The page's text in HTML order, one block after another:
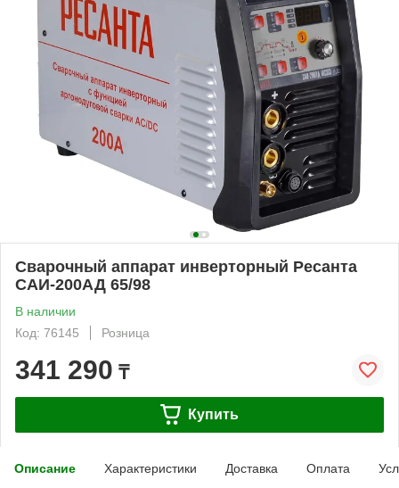
Сварочный аппарат инверторный Ресанта
САИ-200АД 65/98
В наличии
Код: 76145
Розница
341 290 ₸
Купить
Описание Характеристики Доставка Оплата